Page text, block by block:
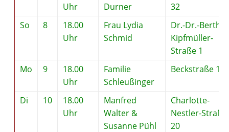
Uhr
Durner
32
So
8
18.00
Uhr
Frau Lydia
Schmid
Dr.-Dr.-Bertha-
Kipfmüller-
Straße 1
Mo
9
18.00
Uhr
Familie
Schleußinger
Beckstraße 16
Di 10
18.00
Uhr
Manfred
Walter &
Susanne Pühl
Charlotte-
Nestler-Straße
20